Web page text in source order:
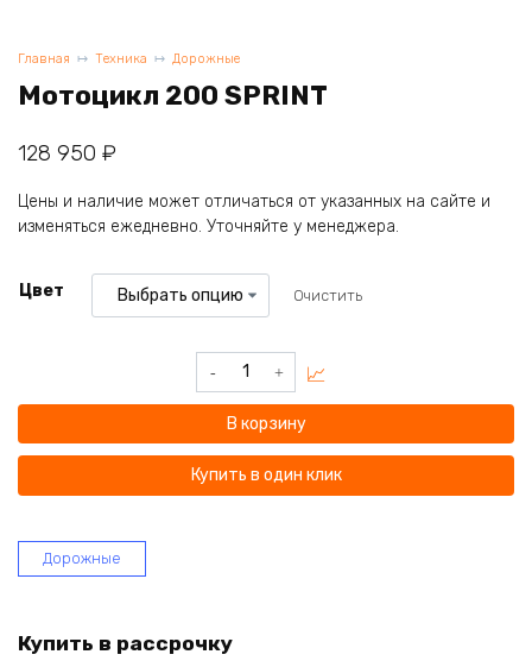
Главная Техника Дорожные
Мотоцикл 200 SPRINT
128 950 ₽
Цены и наличие может отличаться от указанных на сайте и
изменяться ежедневно. Уточняйте у менеджера.
Цвет Очистить
Количество
товара
Мотоцикл
SPRINT
В корзину
Купить в один клик
Дорожные
Купить в рассрочку